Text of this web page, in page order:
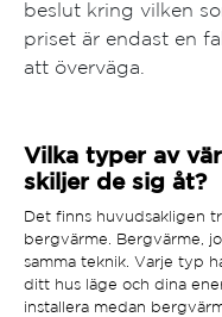
beslut kring vilken
priset är endast en
att överväga.
Vilka typer av
skiljer de sig åt?
Det finns
bergvärme. Bergvärme,
samma teknik. Varje typ
ditt hus läge och dina
installera medan